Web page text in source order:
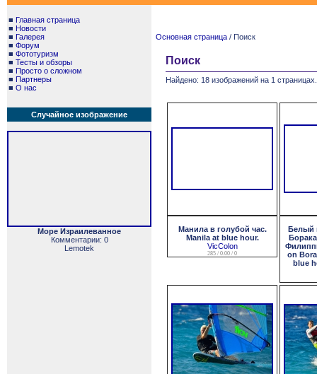
■ Главная страница
■ Новости
■ Галерея
■ Форум
■ Фототуризм
■ Тесты и обзоры
■ Просто о сложном
■ Партнеры
■ О нас
Случайное изображение
Море Израилеванное
Комментарии: 0
Lemotek
Основная страница / Поиск
Поиск
Найдено: 18 изображений на 1
Манила в голубой час.
Manila at blue hour.
VicColon
285 / 0.00 / 0
Белый
on
blue